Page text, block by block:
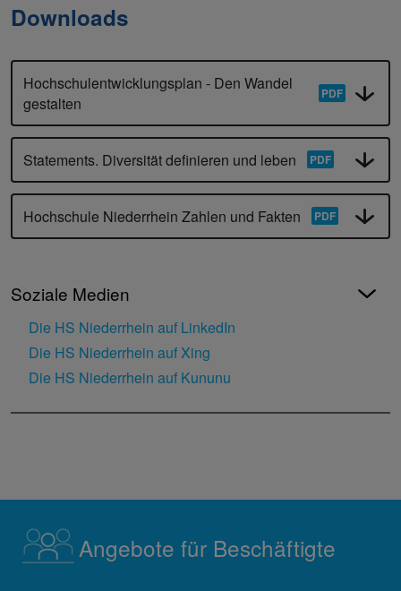
Downloads
Hochschulentwicklungsplan - Den Wandel
gestalten
Statements. Diversität definieren und leben
Hochschule Niederrhein Zahlen und Fakten
Soziale Medien
Die HS Niederrhein auf LinkedIn
Die HS Niederrhein auf Xing
Die HS Niederrhein auf Kununu
Angebote für Beschäftigte